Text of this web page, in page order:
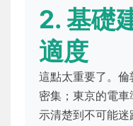
2. 基礎
適度
這點太重要了。
密集；東京的電
示清楚到不可能